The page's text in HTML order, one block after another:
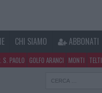
CHI SIAMO ABBONATI
S. PAOLO GOLFO ARANCI MONTI TELTI